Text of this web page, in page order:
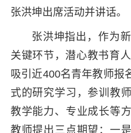
张洪坤出席活动并讲话。
张洪坤指出，作为
关键环节，潜心教书育
吸引近400名青年教师报
式的研究学习，参训教
教学能力、专业成长等
教师提出三点期望：一